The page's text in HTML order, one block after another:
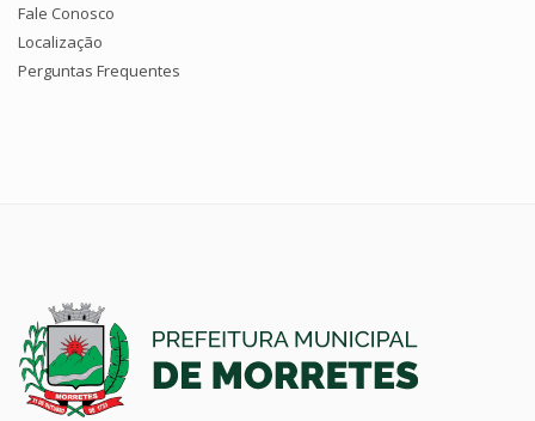
Fale Conosco
Localização
Perguntas Frequentes